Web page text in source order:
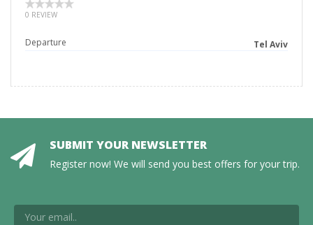
0 REVIEW
Departure Tel Aviv
SUBMIT YOUR NEWSLETTER
Register now! We will send you best offers for your trip.